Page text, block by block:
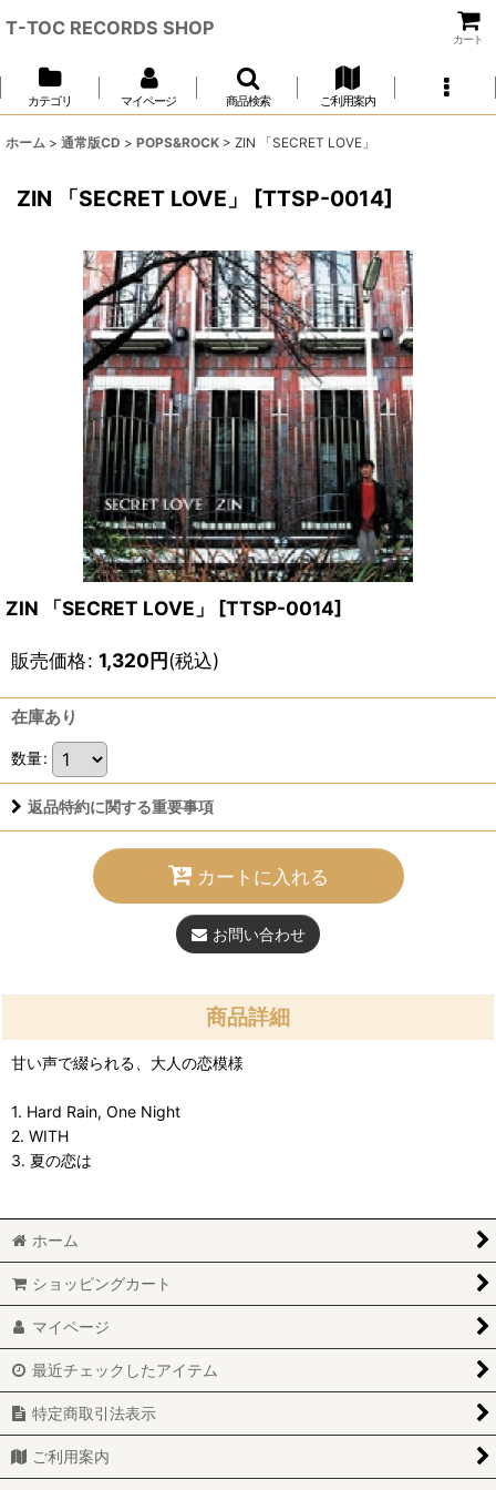
T-TOC RECORDS SHOP
カート
カテゴリ マイページ 商品検索 ご利用案内
ホーム > 通常版CD > POPS&ROCK > ZIN 「SECRET LOVE」
ZIN 「SECRET LOVE」 [TTSP-0014]
ZIN 「SECRET LOVE」 [TTSP-0014]
販売価格: 1,320円(税込)
在庫あり
数量:
返品特約に関する重要事項
カートに入れる
お問い合わせ
商品詳細
甘い声で綴られる、大人の恋模様
1. Hard Rain, One Night
2. WITH
3. 夏の恋は
ホーム
ショッピングカート
マイページ
最近チェックしたアイテム
特定商取引法表示
ご利用案内